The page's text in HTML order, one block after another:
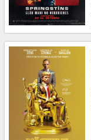
Uzkodas
B2B
Kino
Klubs